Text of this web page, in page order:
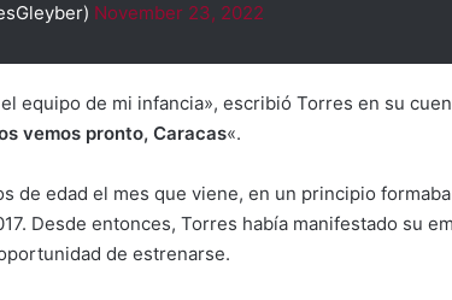
November 23, 2022
equipo de mi infancia», escribió Torres en su
vemos pronto, Caracas«.
de edad el mes que viene, en un principio
Desde entonces, Torres había manifestado su
de estrenarse.